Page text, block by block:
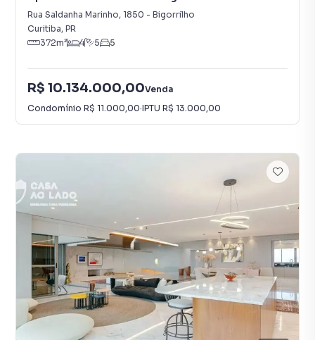
Rua Saldanha Marinho, 1850 - Bigorrilho
Curitiba, PR
372m² 4 5 5
R$ 10.134.000,00Venda
Condomínio R$ 11.000,00·IPTU R$ 13.000,00